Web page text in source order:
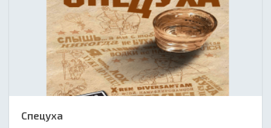
Спецуха